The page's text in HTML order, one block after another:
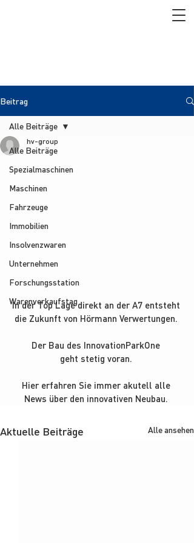
Beitrag
Alle Beiträge
Spezialmaschinen
Maschinen
Fahrzeuge
Immobilien
Insolvenzwaren
Unternehmen
Forschungsstation
Warenverkaufstag
Alle Beiträge
hv-group
In der Top Lage direkt an der A7 entsteht
die Zukunft von Hörmann Verwertungen.
Der Bau des InnovationParkOne
geht stetig voran.
Hier erfahren Sie immer akutell alle
News über den innovativen Neubau.
Aktuelle Beiträge Alle ansehen